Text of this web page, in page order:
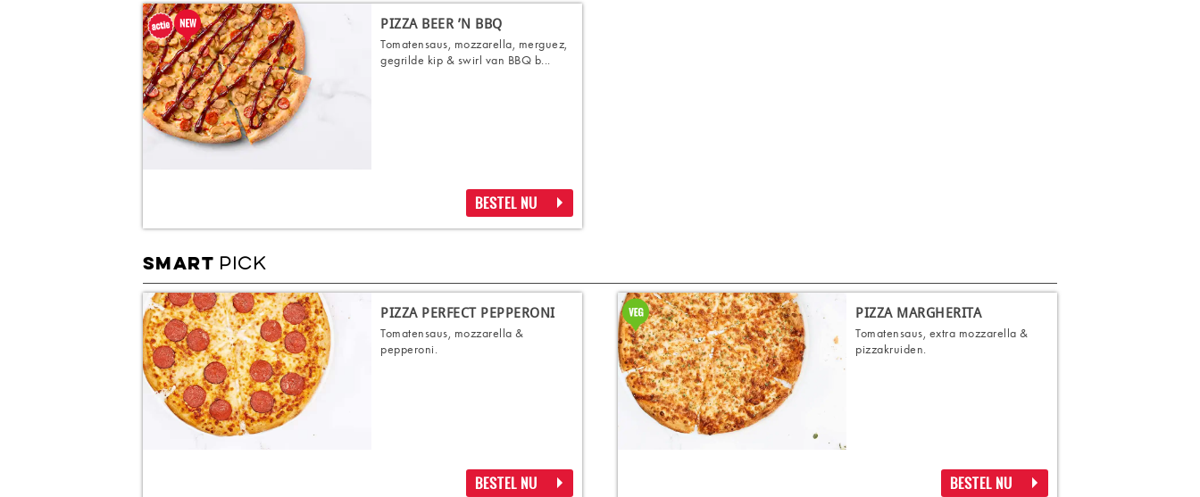
PIZZA BEER ’N BBQ
Tomatensaus, mozzarella, merguez,
gegrilde kip & swirl van BBQ b...
BESTEL NU
SMART PICK
PIZZA PERFECT PEPPERONI
Tomatensaus, mozzarella &
pepperoni.
BESTEL NU
PIZZA MARGHERITA
Tomatensaus, extra mozzarella &
pizzakruiden.
BESTEL NU